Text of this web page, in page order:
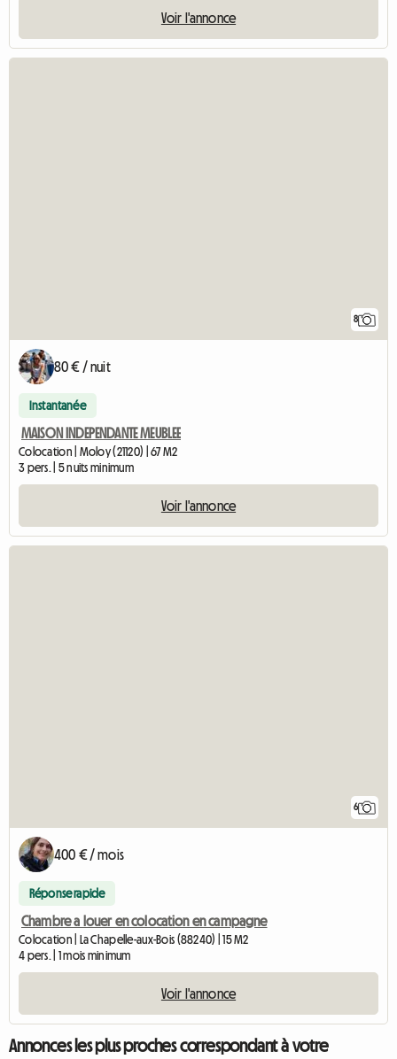
Voir l'annonce
8
80 € / nuit
Instantanée
MAISON INDEPENDANTE MEUBLEE
Colocation | Moloy (21120) | 67 M2
3 pers. | 5 nuits minimum
Voir l'annonce
6
400 € / mois
Réponse rapide
Chambre a louer en colocation en campagne
Colocation | La Chapelle-aux-Bois (88240) | 15 M2
4 pers. | 1 mois minimum
Voir l'annonce
Annonces les plus proches correspondant à votre